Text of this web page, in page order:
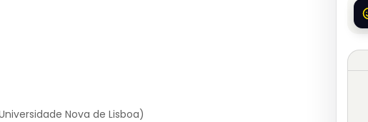
Nova de Lisboa)